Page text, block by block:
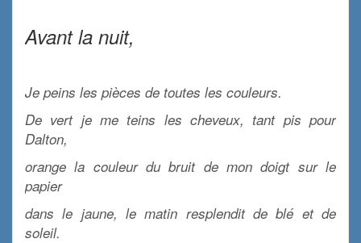
Avant la nuit,
Je peins les pièces de toutes les couleurs.
De vert je me teins les cheveux, tant pis pour
Dalton,
orange la couleur du bruit de mon doigt sur le
papier
dans le jaune, le matin resplendit de blé et de
soleil.